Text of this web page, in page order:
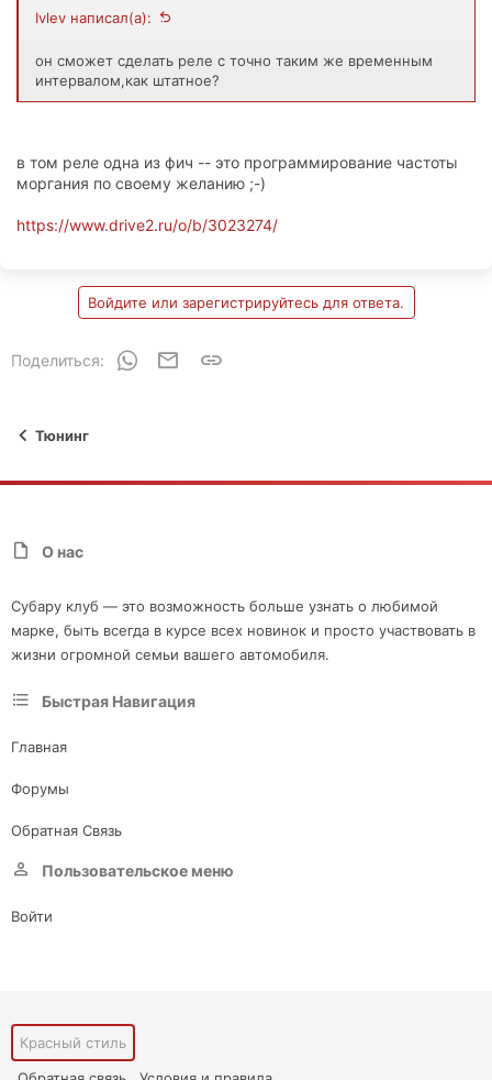
Ivlev написал(а):
он сможет сделать реле с точно таким же временным
интервалом,как штатное?
в том реле одна из фич -- это программирование частоты
моргания по своему желанию ;-)
https://www.drive2.ru/o/b/3023274/
Войдите или зарегистрируйтесь для ответа.
Поделиться: WhatsAppЭлектронная почта
Тюнинг
О нас
Субару клуб — это возможность больше узнать о любимой
марке, быть всегда в курсе всех новинок и просто участвовать в
жизни огромной семьи вашего автомобиля.
Быстрая Навигация
Главная
Форумы
Обратная Связь
Пользовательское меню
Войти
Красный стиль